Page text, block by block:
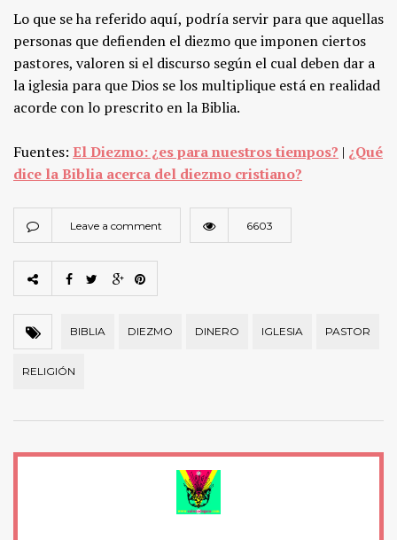
Lo que se ha referido aquí, podría servir para que aquellas
personas que defienden el diezmo que imponen ciertos
pastores, valoren si el discurso según el cual deben dar a
la iglesia para que Dios se los multiplique está en realidad
acorde con lo prescrito en la Biblia.
Fuentes: El Diezmo: ¿es para nuestros tiempos? | ¿Qué
dice la Biblia acerca del diezmo cristiano?
Leave a comment 6603
BIBLIA DIEZMO DINERO IGLESIA PASTOR
RELIGIÓN